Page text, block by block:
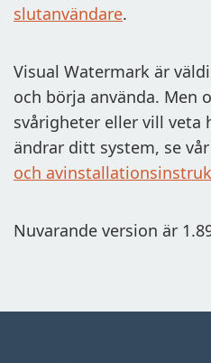
slutanvändare.
Visual Watermark är
och börja använda. Men
svårigheter eller vill veta
ändrar ditt system, se
och
Nuvarande version är